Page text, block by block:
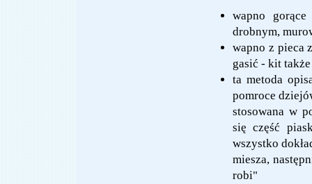
wapno
drobnym,
wapno z pieca
gasić - kit
ta metoda
pomroce
stosowana w
się część
wszystko
miesza,
robi"